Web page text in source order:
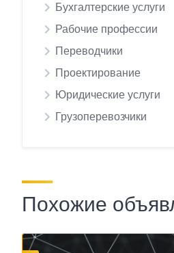
Бухгалтерские услуги
Рабочие профессии
Переводчики
Проектирование
Юридические услуги
Грузоперевозчики
Похожие